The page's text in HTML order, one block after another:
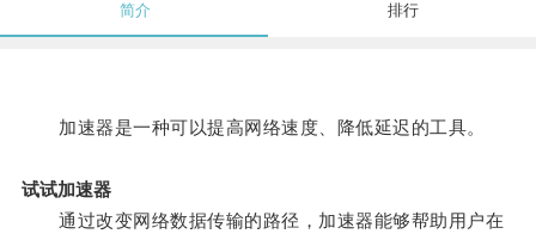
简介 排行
加速器是一种可以提高网络速度、降低延迟的工具。
试试加速器
通过改变网络数据传输的路径，加速器能够帮助用户在